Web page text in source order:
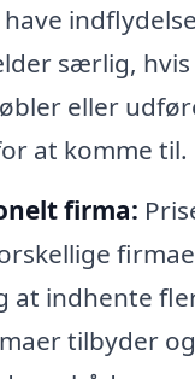
særlig, hvis
eller
at komme til.
firma:
at indhente
tilbyder